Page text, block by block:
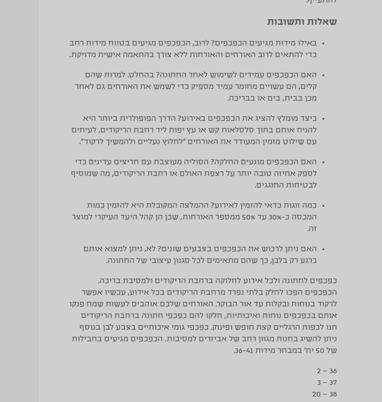
שאלות ותשובות
באילו מידות מגיעים הכפכפים? לרוב, הכפכפים מגיעים בטווח מידות רחב
כדי להתאים לרוב האורחים והאורחות ללא צורך בהתאמה אישית מדויקת.
האם הכפכפים עמידים לשימוש לאחר החתונה? בהחלט. למרות שהם
קלים, הם עשויים מחומר עמיד מספיק כדי לשמש את האורחים גם לאחר
מכן בבית, בים או בבריכה.
כיצד מומלץ להציג את הכפכפים באירוע? הדרך הפופולרית ביותר היא
להניח אותם בתוך סלסלאות קש או עץ יפות ליד רחבת הריקודים, לעיתים
עם שילוט מזמין המעודד את האורחים “לחלוץ נעליים ולהמשיך לרקוד”.
האם הכפכפים מונעים החלקה? הסוליה מעוצבת עם חריצים עדינים כדי
לספק אחיזה טובה יותר על רצפת האולם או רחבת הריקודים, מה שמוסיף
לבטיחות החוגגים.
כמה זוגות כדאי להזמין לאירוע? ההמלצה המקובלת היא להזמין כמות
המכסה כ-30% עד 50% ממספר האורחות, שכן הן קהל היעד העיקרי למוצר
זה.
האם ניתן לרכוש את הכפכפים בצבעים שונים? לא, ניתן למצוא אותם
כרגע רק בלבן, כך שהם מתאימים לכל סגנון עיצובי של החתונה.
כפכפים לחתונה ולכל אירוע לחלוקה ברחבת הריקודים ולמסיבת בריכה.
הכפכפים הפכו לחלק בלתי נפרד מרחבת הריקודים בכל אירוע, עכשיו אפשר
לרקוד בנוחות ובקלות עד אור הבוקר. האורחים שלכם אוהבים לעשות שמח פנקו
אותם בכפכפים נוחות ואיכותיות, חלקו להם כפכפי חתונה ברחבת הריקודים
תנו לכפות הרגליים קצת חופש ופינוק. כפכפי גומי איכותיים בצבע לבן בנוסף
ניתן להשיג בחנות מגוון רחב של אביזרים למסיבות. הכפכפים מגיעים בחבילות
של 50 יח’ במבחר מידות 36-41.
36 – 2
37 – 3
38 – 20